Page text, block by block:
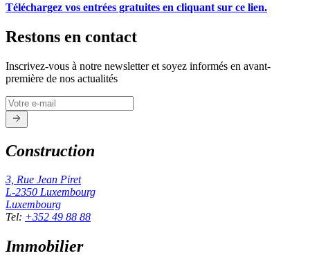
Téléchargez vos entrées gratuites en cliquant sur ce lien.
Restons en contact
Inscrivez-vous à notre newsletter et soyez informés en avant-
première de nos actualités
Construction
3, Rue Jean Piret
L-2350 Luxembourg
Luxembourg
Tel: +352 49 88 88
Immobilier